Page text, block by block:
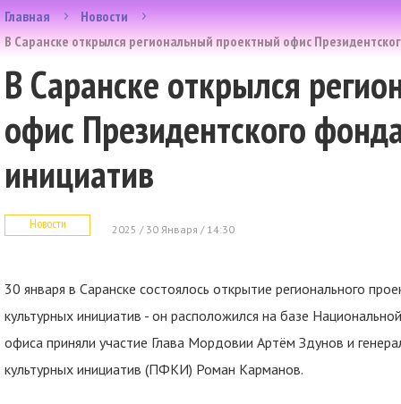
Главная
Новости
В Саранске открылся региональный проектный офис
В Саранске открылся
офис Президентского
инициатив
Новости 2025 / 30 Января / 14:30
30 января в Саранске состоялось открытие регионального
культурных инициатив - он расположился на базе
офиса приняли участие Глава Мордовии Артём Здунов и
культурных инициатив (ПФКИ) Роман Карманов.